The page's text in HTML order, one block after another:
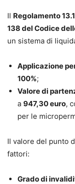
compagnie di
Massimo Quezel
presidente del
consulenza
maturato una
assicurativo per
di acquisire
Malassicurazione
– La Sanità
diritti e del
Il Regolamento
138 del Codice
un sistema di
Applicazione
100%;
Valore di
a 947,30 euro,
per le
Il valore del punto
fattori:
Grado di